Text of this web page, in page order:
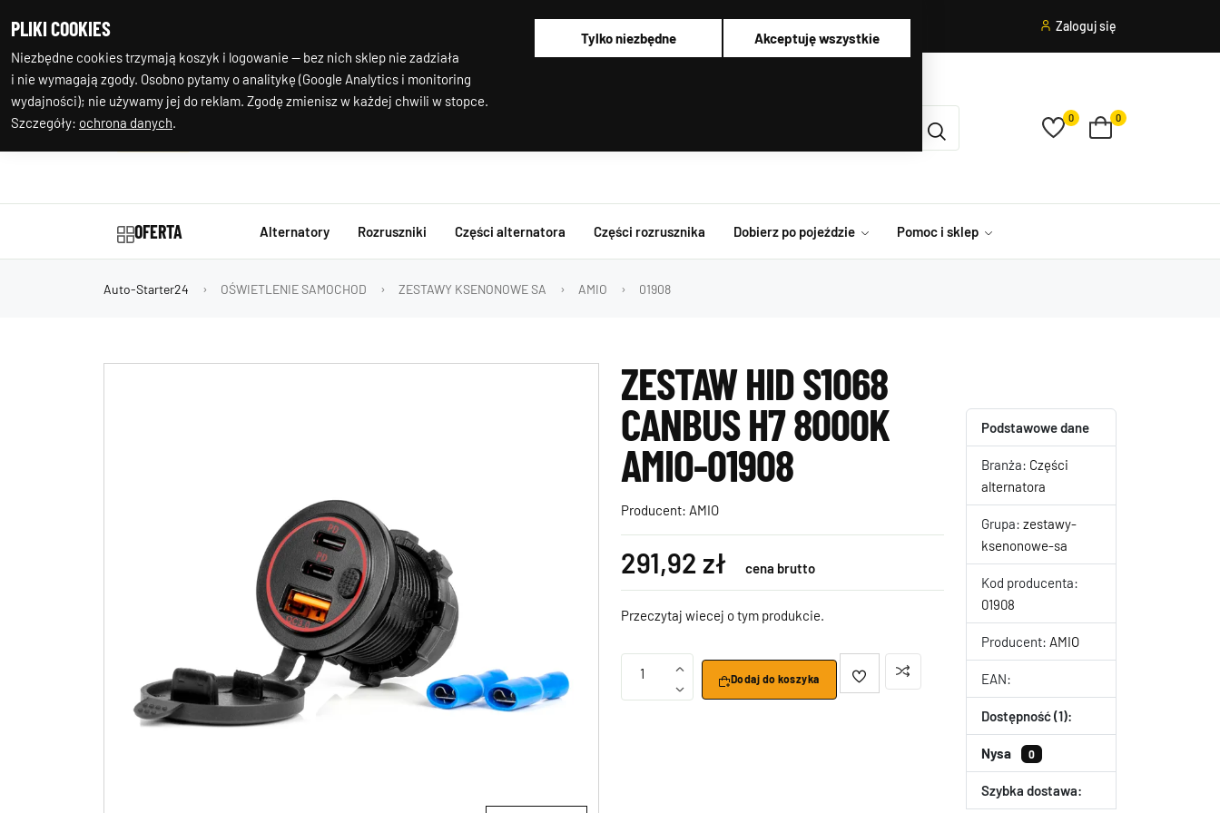
PLIKI COOKIES
Niezbędne cookies trzymają koszyk i logowanie — bez nich sklep nie zadziała
i nie wymagają zgody. Osobno pytamy o analitykę (Google Analytics i monitoring
wydajności); nie używamy jej do reklam. Zgodę zmienisz w każdej chwili w stopce.
Szczegóły: ochrona danych.
Tylko niezbędne Akceptuję wszystkie
Alternatory i rozruszniki OEM
Pracujemy od poniedziałku do piątku od 8:00 do 16:00
Regenerujemy alternatory i rozruszniki od 2012 roku !
Regenerujemy filtry cząstek stałych
Rozruszniki o Wysokim Momencie Obrotowym
Zaloguj się
0 0
OFERTA Alternatory Rozruszniki Części alternatora Części rozrusznika Dobierz po pojeździe Pomoc i sklep
Auto-Starter24 OŚWIETLENIE SAMOCHOD ZESTAWY KSENONOWE SA AMIO 01908
ZESTAW HID S1068
CANBUS H7 8000K
AMIO-01908
Producent: AMIO
291,92 zł cena brutto
Przeczytaj wiecej o tym produkcie.
1 Dodaj do koszyka
Podstawowe dane
Branża: Części
alternatora
Grupa: zestawy-
ksenonowe-sa
Kod producenta:
01908
Producent: AMIO
EAN:
Dostępność (1):
Nysa 0
Szybka dostawa: